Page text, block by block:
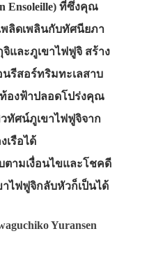
Ensoleille) ที่ซึ่งคุณ
ลิดเพลินกับทัศนียภา
และภูเขาไฟฟูจิ สร้าง
รีสอร์ทริมทะเลสาบ
องฟ้าปลอดโปร่งคุณ
ทัศน์ภูเขาไฟฟูจิจาก
เรือได้
ามเงื่อนไขและโชคดี
ไฟฟูจิกลับหัวก็เป็นได้
Yuransen